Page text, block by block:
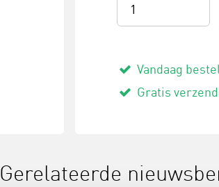
Vandaag
Gratis
Gerelateerde